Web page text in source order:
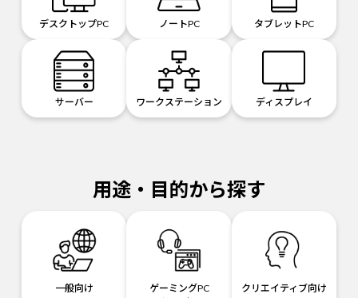
デスクトップPC ノートPC タブレットPC
サーバー ワークステーション ディスプレイ
用途・目的から探す
一般向け
ゲーミングPC
クリエイティブ向け